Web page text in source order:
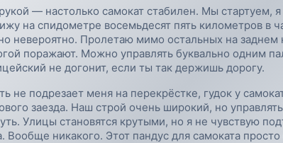
— настолько самокат стабилен. Мы стартуем,
на спидометре восемьдесят пять километров в
невероятно. Пролетаю мимо остальных на
поражают. Можно управлять буквально одним
не догонит, если ты так держишь дорогу.
подрезает меня на перекрёстке, гудок у
заезда. Наш строй очень широкий, но
Улицы становятся крутыми, но я не чувствую
Вообще никакого. Этот пандус для самоката